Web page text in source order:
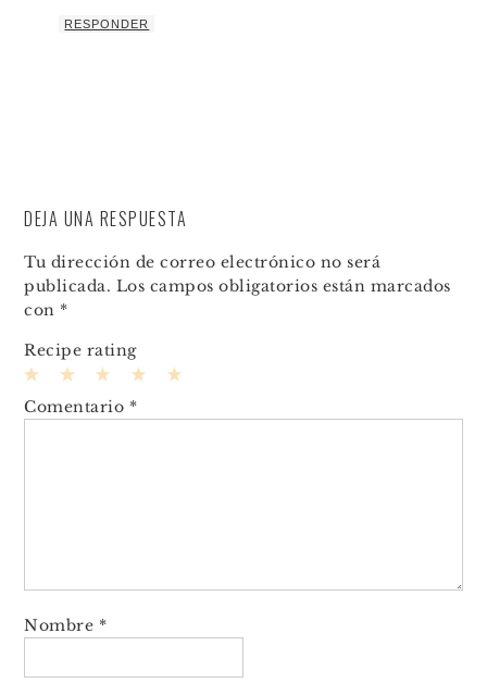
RESPONDER
DEJA UNA RESPUESTA
Tu dirección de correo electrónico no será
publicada. Los campos obligatorios están marcados
con *
Recipe rating
Stars
4
Stars
3
Stars
2
Stars
1
Star
Comentario *
Nombre *